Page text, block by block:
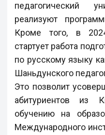
педагогический
реализуют
Кроме того, в
стартует работа
по русскому языку
Шаньдунского
Это позволит
абитуриентов из
обучению на
Международного